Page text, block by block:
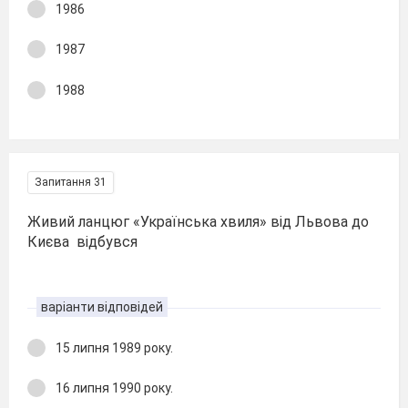
1986
1987
1988
Запитання 31
Живий ланцюг «Українська хвиля» від Львова до
Києва відбувся
варіанти відповідей
15 липня 1989 року.
16 липня 1990 року.